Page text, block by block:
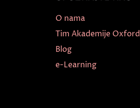
O nama
Tim Akademije Oxford
Blog
e-Learning